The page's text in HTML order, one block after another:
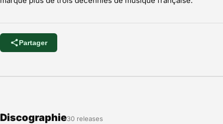
Partager
Discographie30 releases